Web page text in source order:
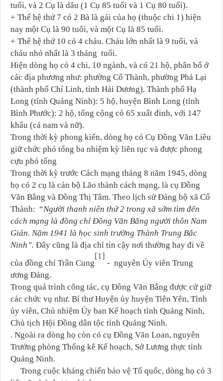
tuổi, và 2 Cụ là dâu (1 Cụ 85 tuổi và 1 Cụ 80 tuổi).
+ Thế hệ thứ 7 có 2 Bà là gái của họ (thuộc chi 1) hiện
nay một Cụ là 90 tuổi, và một Cụ là 85 tuổi.
+ Thế hệ thứ 10 có 4 cháu. Cháu lớn nhất là 9 tuổi, và
cháu nhỏ nhất là 3 tháng tuổi.
Hiện dòng họ có 4 chi, 10 ngành, và có 21 hộ, phân bố ở
các địa phương như: phường Cổ Thành, phường Phả Lại
(thành phố Chí Linh, tỉnh Hải Dương), Thành phố Hạ
Long (tỉnh Quảng Ninh): 5 hộ, huyện Bình Long (tỉnh
Bình Phước): 2 hộ, tổng cộng có 65 xuất đinh, với 147
khẩu (cả nam và nữ).
Trong thời kỳ phong kiến, dòng họ có Cụ Đồng Văn Liêu
giữ chức phó tổng ba nhiệm kỳ liên tục và được phong
cựu phó tổng
Trong thời kỳ trước Cách mạng tháng 8 năm 1945, dòng
họ có 2 cụ là cán bộ Lão thành cách mạng, là cụ Đồng
Văn Bằng và Đồng Thị Tâm. Theo lịch sử Đảng bộ xã Cổ
Thành: “Người thanh niên thứ 2 trong xã sớm tìm đến
cách mạng là đồng chí Đồng Văn Bằng người thôn Nam
Gián. Năm 1941 là học sinh trường Thành Trung Bắc
Ninh”. Đây cũng là địa chỉ tin cậy nơi thường hay đi về
của đồng chí Trần Cung
[1]
- nguyên Ủy viên Trung
ương Đảng.
Trong quá trình công tác, cụ Đồng Văn Bằng được cử giữ
các chức vụ như. Bí thư Huyện ủy huyện Tiên Yên, Tỉnh
ủy viên, Chủ nhiệm Ủy ban Kế hoạch tỉnh Quảng Ninh,
Chủ tịch Hội Đồng dân tộc tỉnh Quảng Ninh.
. Ngoài ra dòng họ còn có cụ Đồng Văn Loan, nguyên
Trưởng phòng Thống kê Kế hoạch, Sở Lương thực tỉnh
Quảng Ninh.
Trong cuộc kháng chiến bảo vệ Tổ quốc, dòng họ có 3